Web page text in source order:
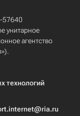
57640
унитарное
агентство
технологий